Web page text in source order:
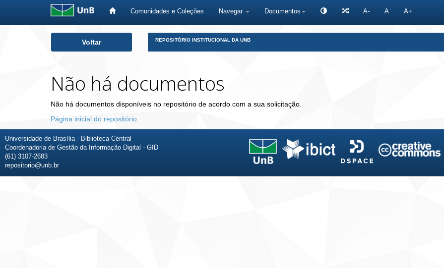
Comunidades e Coleções Navegar Documentos A- A A+
Voltar REPOSITÓRIO INSTITUCIONAL DA UNB
Não há documentos
Não há documentos disponíveis no repositório de acordo com a sua solicitação.
Página inicial do repositório
Universidade de Brasília - Biblioteca Central
Coordenadoria de Gestão da Informação Digital - GID
(61) 3107-2683
repositorio@unb.br